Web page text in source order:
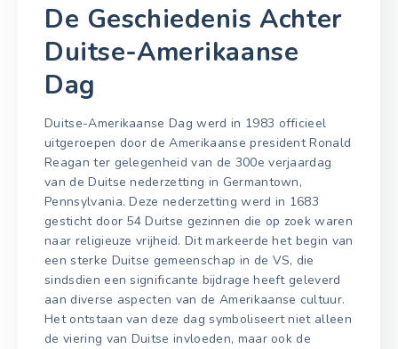
De Geschiedenis Achter
Duitse-Amerikaanse
Dag
Duitse-Amerikaanse Dag werd in 1983 officieel
uitgeroepen door de Amerikaanse president Ronald
Reagan ter gelegenheid van de 300e verjaardag
van de Duitse nederzetting in Germantown,
Pennsylvania. Deze nederzetting werd in 1683
gesticht door 54 Duitse gezinnen die op zoek waren
naar religieuze vrijheid. Dit markeerde het begin van
een sterke Duitse gemeenschap in de VS, die
sindsdien een significante bijdrage heeft geleverd
aan diverse aspecten van de Amerikaanse cultuur.
Het ontstaan van deze dag symboliseert niet alleen
de viering van Duitse invloeden, maar ook de